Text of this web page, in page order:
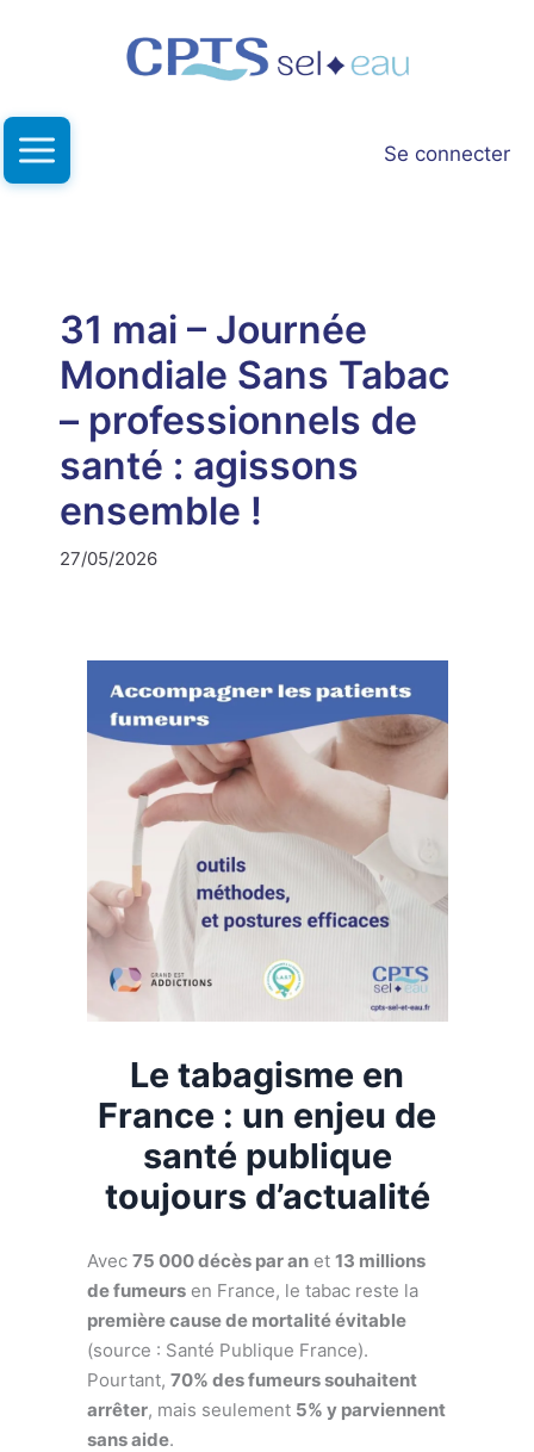
Se connecter
31 mai – Journée
Mondiale Sans Tabac
– professionnels de
santé : agissons
ensemble !
27/05/2026
Le tabagisme en
France : un enjeu de
santé publique
toujours d’actualité
Avec 75 000 décès par anet 13 millions
de fumeursen France, le tabac reste la
première cause de mortalité évitable
(source : Santé Publique France).
Pourtant, 70% des fumeurs souhaitent
arrêter, mais seulement 5% y parviennent
sans aide.